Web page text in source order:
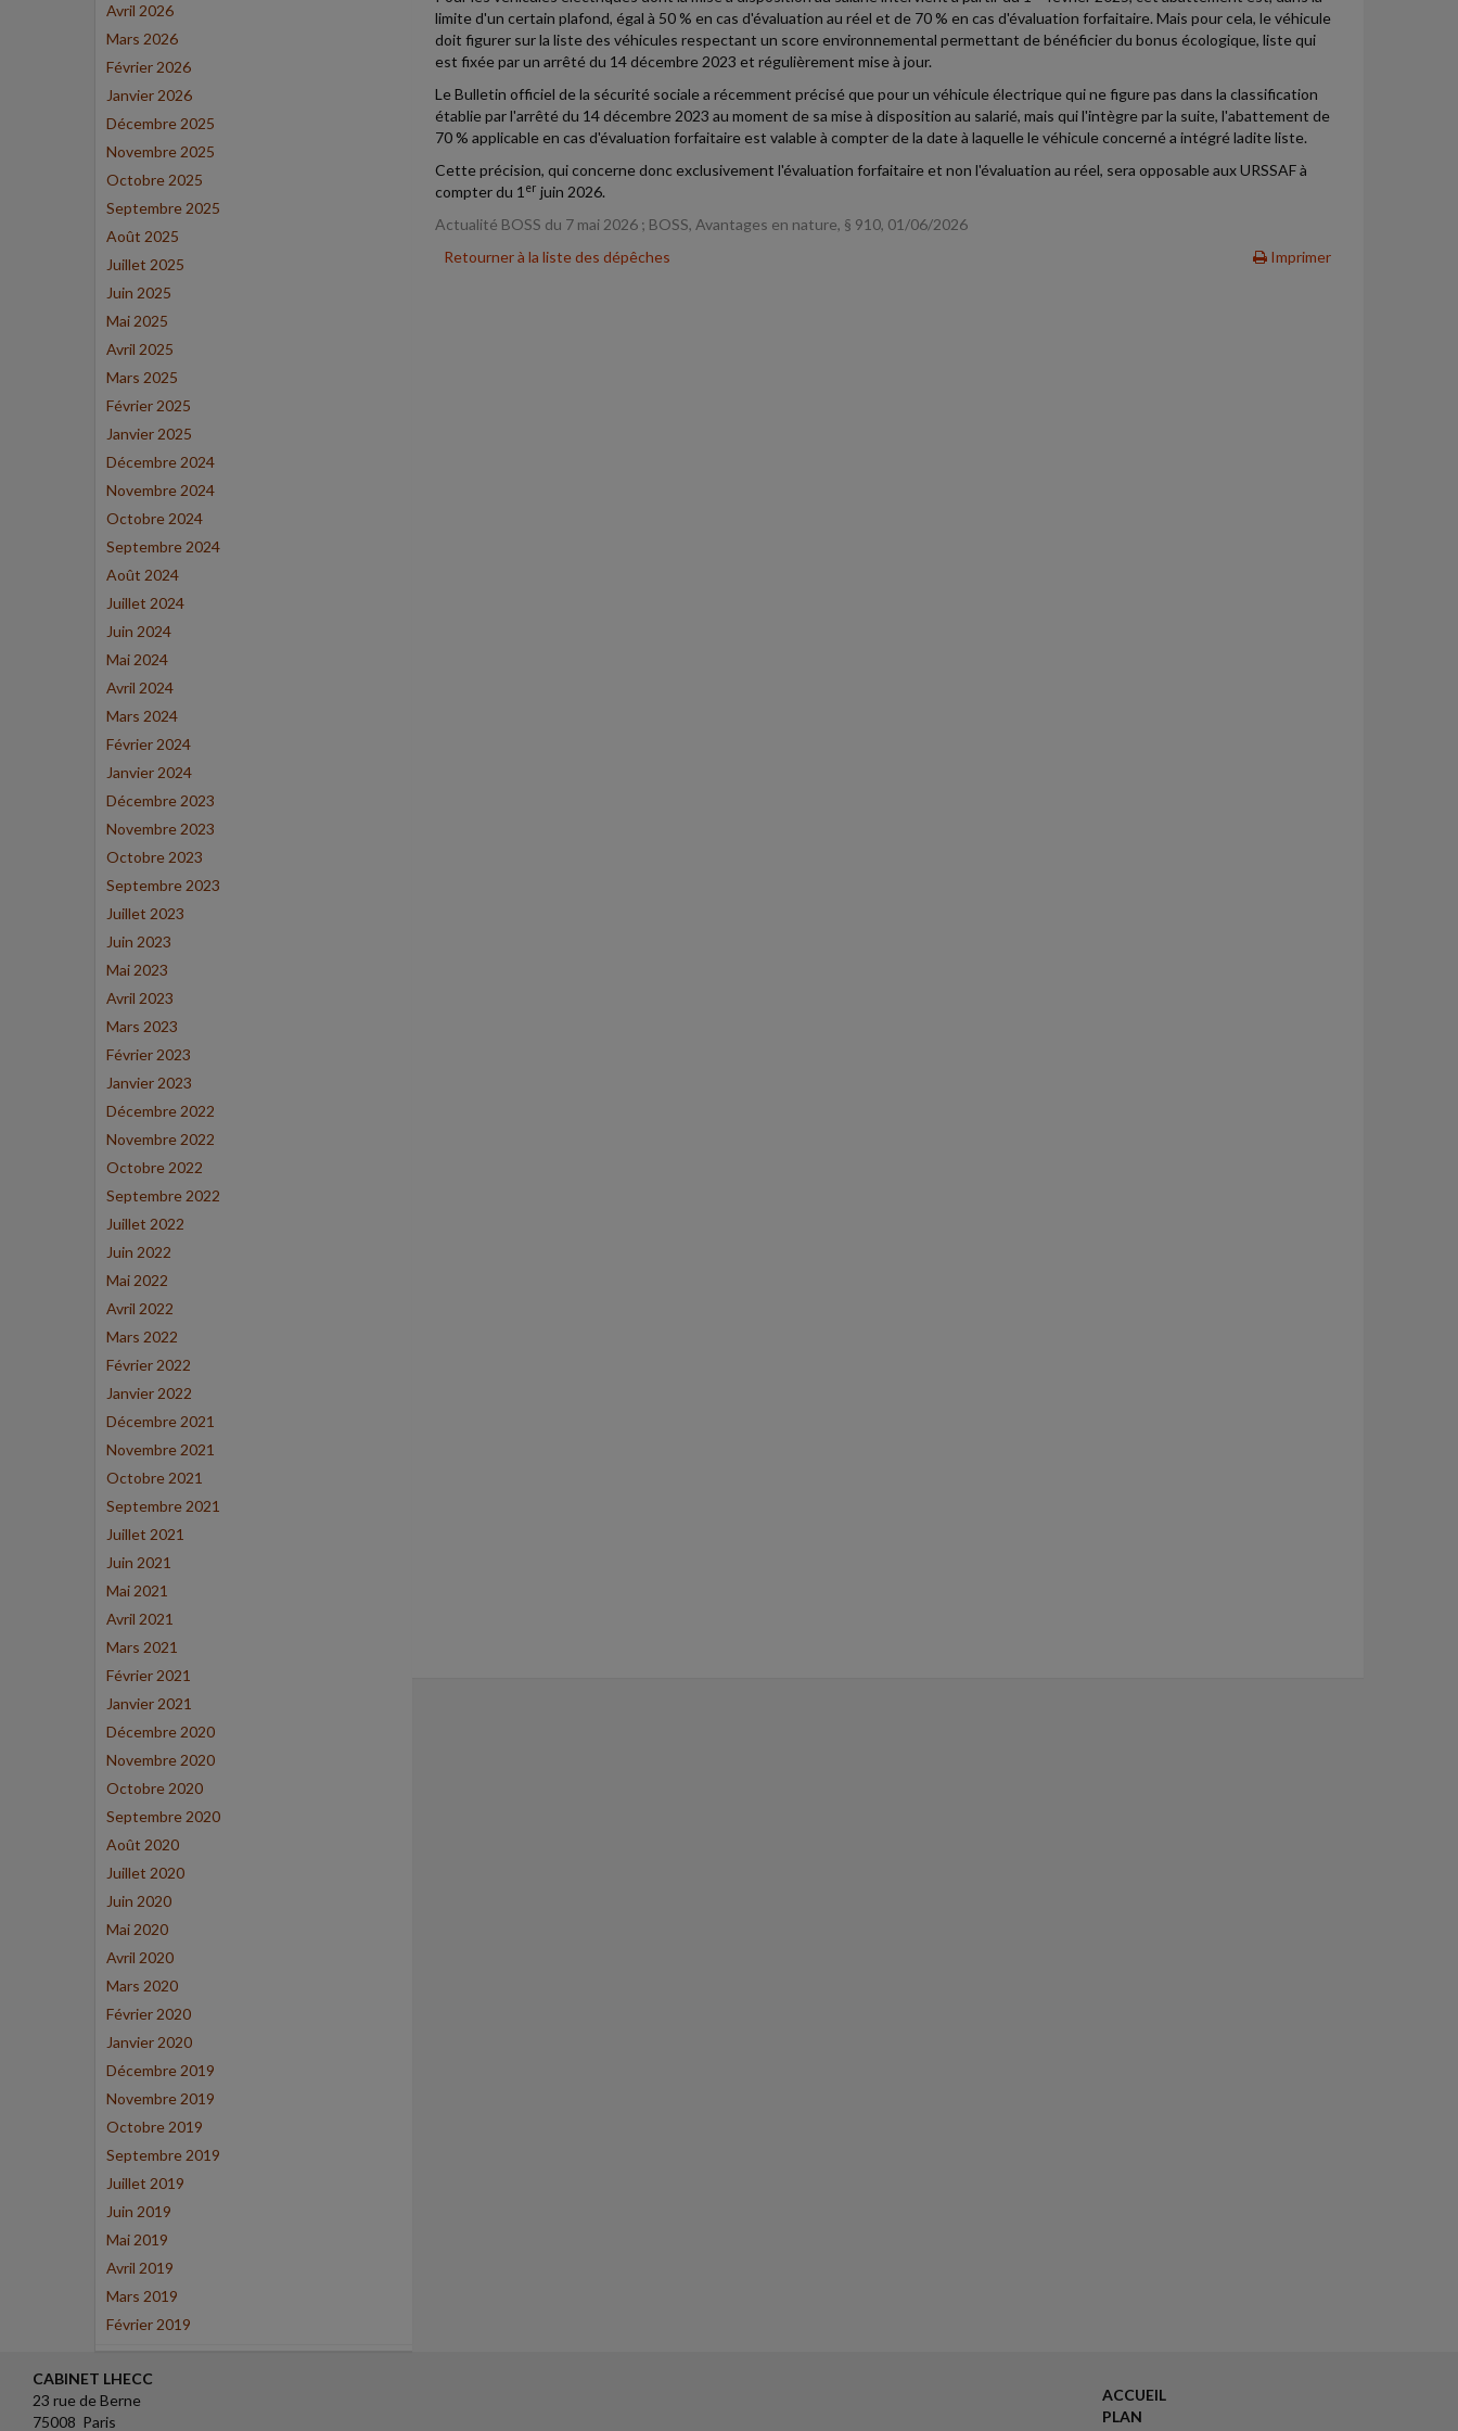
Avril 2026
Mars 2026
Février 2026
Janvier 2026
Décembre 2025
Novembre 2025
Octobre 2025
Septembre 2025
Août 2025
Juillet 2025
Juin 2025
Mai 2025
Avril 2025
Mars 2025
Février 2025
Janvier 2025
Décembre 2024
Novembre 2024
Octobre 2024
Septembre 2024
Août 2024
Juillet 2024
Juin 2024
Mai 2024
Avril 2024
Mars 2024
Février 2024
Janvier 2024
Décembre 2023
Novembre 2023
Octobre 2023
Septembre 2023
Juillet 2023
Juin 2023
Mai 2023
Avril 2023
Mars 2023
Février 2023
Janvier 2023
Décembre 2022
Novembre 2022
Octobre 2022
Septembre 2022
Juillet 2022
Juin 2022
Mai 2022
Avril 2022
Mars 2022
Février 2022
Janvier 2022
Décembre 2021
Novembre 2021
Octobre 2021
Septembre 2021
Juillet 2021
Juin 2021
Mai 2021
Avril 2021
Mars 2021
Février 2021
Janvier 2021
Décembre 2020
Novembre 2020
Octobre 2020
Septembre 2020
Août 2020
Juillet 2020
Juin 2020
Mai 2020
Avril 2020
Mars 2020
Février 2020
Janvier 2020
Décembre 2019
Novembre 2019
Octobre 2019
Septembre 2019
Juillet 2019
Juin 2019
Mai 2019
Avril 2019
Mars 2019
Février 2019
limite d'un certain plafond, égal à 50 % en cas d'évaluation au réel et de 70 % en cas d'évaluation forfaitaire. Mais pour cela, le véhicule
doit figurer sur la liste des véhicules respectant un score environnemental permettant de bénéficier du bonus écologique, liste qui
est fixée par un arrêté du 14 décembre 2023 et régulièrement mise à jour.
Le Bulletin officiel de la sécurité sociale a récemment précisé que pour un véhicule électrique qui ne figure pas dans la classification
établie par l'arrêté du 14 décembre 2023 au moment de sa mise à disposition au salarié, mais qui l'intègre par la suite, l'abattement de
70 % applicable en cas d'évaluation forfaitaire est valable à compter de la date à laquelle le véhicule concerné a intégré ladite liste.
Cette précision, qui concerne donc exclusivement l'évaluation forfaitaire et non l'évaluation au réel, sera opposable aux URSSAF à
compter du 1 er juin 2026.
Actualité BOSS du 7 mai 2026 ; BOSS, Avantages en nature, § 910, 01/06/2026
Retourner à la liste des dépêches
Imprimer
CABINET LHECC
23 rue de Berne
75008 Paris
ACCUEIL
PLAN